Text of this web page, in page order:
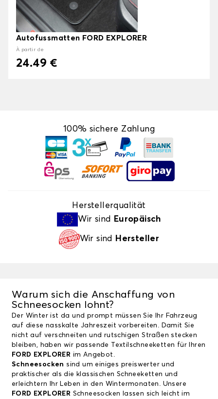
Autofussmatten FORD EXPLORER
À partir de
24.49 €
100% sichere Zahlung
Herstellerqualität
Wir sind
Europäisch
Wir sind Hersteller
Warum sich die Anschaffung von
Schneesocken lohnt?
Der Winter ist da und prompt müssen Sie Ihr Fahrzeug
auf diese nasskalte Jahreszeit vorbereiten. Damit Sie
nicht auf verschneiten und rutschigen Straßen stecken
bleiben, haben wir passende Textilschneeketten für Ihren
FORD EXPLORER im Angebot.
Schneesocken sind um einiges preiswerter und
praktischer als die klassischen Schneeketten und
erleichtern Ihr Leben in den Wintermonaten. Unsere
FORD EXPLORER Schneesocken lassen sich leicht im